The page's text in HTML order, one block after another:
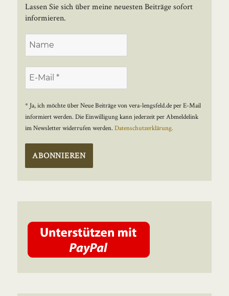
Lassen Sie sich über meine neuesten Beiträge sofort
informieren.
* Ja, ich möchte über Neue Beiträge von vera-lengsfeld.de per E-Mail
informiert werden. Die Einwilligung kann jederzeit per Abmeldelink
im Newsletter widerrufen werden.Datenschutzerklärung.